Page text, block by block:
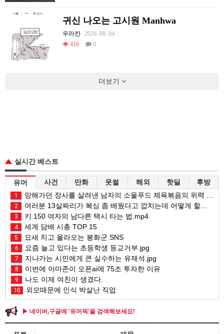
귀신 나오는 고시원 Manhwa
우라칸 2026. 08. 04.
416
0
더보기
실시간 베스트
유머 사건 만화 웃썰 해외 핫딜 후방
1 망해가던 장사를 살려낸 남자의 소울푸드 제육볶음의 위력 ㅋㅋ
2 여러분 13살짜리가 복싱 좀 배웠다고 깝치는데 어떻게 할까요?
3 키 150 여자의 남다른 택시 타는 법.mp4
4 세계 담배 시총 TOP 15
5 요새 치고 올라오는 봉화군 SNS
6 요즘 늘고 있다는 초등학생 등교거부.jpg
7 지나가는 시민에게 큰 실수하는 유재석.jpg
8 이번에 아마존이 오픈ai에 75조 투자한 이유
9 나도 이제 여친이 생겼다.
10 외모때문에 인식 박살난 직업
▶ 네이버,구글에 '유머픽'을 검색해보세요!